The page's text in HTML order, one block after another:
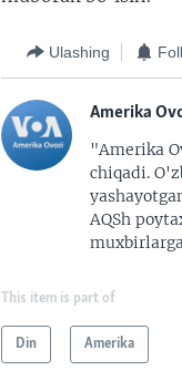
Ulashing
Amerika
"Amerika
chiqadi.
AQSh
This item is part of
Din Amerika